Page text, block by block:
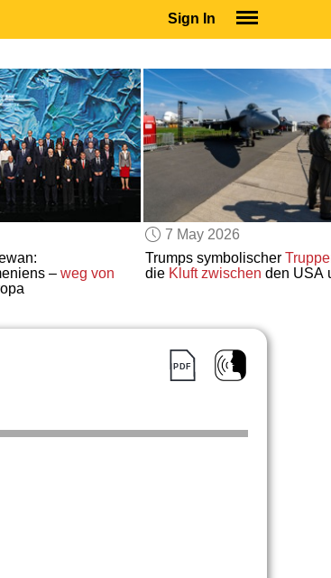
Sign In
GIFT
– weg von
7 May 2026
Trumps symbolischer
die Kluft zwischen den USA